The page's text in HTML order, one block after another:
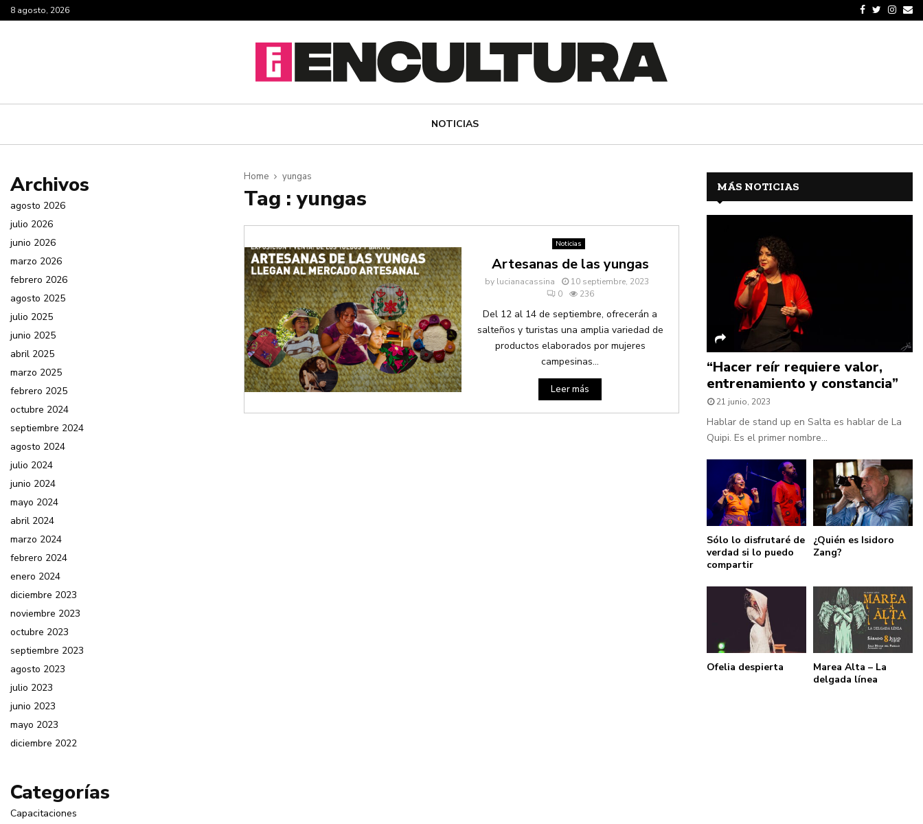
8 agosto, 2026
NOTICIAS
Home yungas
Tag : yungas
Noticias
Artesanas de las yungas
by lucianacassina
10 septiembre, 2023
0
236
Del 12 al 14 de septiembre, ofrecerán a
salteños y turistas una amplia variedad de
productos elaborados por mujeres
campesinas...
Leer más
Archivos
agosto 2026
julio 2026
junio 2026
marzo 2026
febrero 2026
agosto 2025
julio 2025
junio 2025
abril 2025
marzo 2025
febrero 2025
octubre 2024
septiembre 2024
agosto 2024
julio 2024
junio 2024
mayo 2024
abril 2024
marzo 2024
febrero 2024
enero 2024
diciembre 2023
noviembre 2023
octubre 2023
septiembre 2023
agosto 2023
julio 2023
junio 2023
mayo 2023
diciembre 2022
Categorías
Capacitaciones
MÁS NOTICIAS
“Hacer reír requiere valor,
entrenamiento y constancia”
21 junio, 2023
Hablar de stand up en Salta es hablar de La
Quipi. Es el primer nombre...
Sólo lo disfrutaré de
verdad si lo puedo
compartir
¿Quién es Isidoro
Zang?
Ofelia despierta
Marea Alta – La
delgada línea